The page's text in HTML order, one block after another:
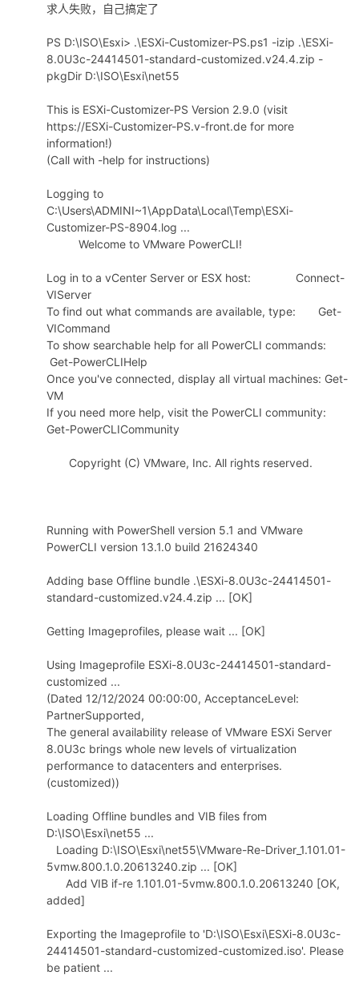
求人失败，自己搞定了
PS D:\ISO\Esxi> .\ESXi-Customizer-PS.ps1 -izip .\ESXi-
8.0U3c-24414501-standard-customized.v24.4.zip -
pkgDir D:\ISO\Esxi\net55
This is ESXi-Customizer-PS Version 2.9.0 (visit
https://ESXi-Customizer-PS.v-front.de for more
information!)
(Call with -help for instructions)
Logging to
C:\Users\ADMINI~1\AppData\Local\Temp\ESXi-
Customizer-PS-8904.log ...
Welcome to VMware PowerCLI!
Log in to a vCenter Server or ESX host: Connect-
VIServer
To find out what commands are available, type: Get-
VICommand
To show searchable help for all PowerCLI commands:
Get-PowerCLIHelp
Once you've connected, display all virtual machines: Get-
VM
If you need more help, visit the PowerCLI community:
Get-PowerCLICommunity
Copyright (C) VMware, Inc. All rights reserved.
Running with PowerShell version 5.1 and VMware
PowerCLI version 13.1.0 build 21624340
Adding base Offline bundle .\ESXi-8.0U3c-24414501-
standard-customized.v24.4.zip ... [OK]
Getting Imageprofiles, please wait ... [OK]
Using Imageprofile ESXi-8.0U3c-24414501-standard-
customized ...
(Dated 12/12/2024 00:00:00, AcceptanceLevel:
PartnerSupported,
The general availability release of VMware ESXi Server
8.0U3c brings whole new levels of virtualization
performance to datacenters and enterprises.
(customized))
Loading Offline bundles and VIB files from
D:\ISO\Esxi\net55 ...
Loading D:\ISO\Esxi\net55\VMware-Re-Driver_1.101.01-
5vmw.800.1.0.20613240.zip ... [OK]
Add VIB if-re 1.101.01-5vmw.800.1.0.20613240 [OK,
added]
Exporting the Imageprofile to 'D:\ISO\Esxi\ESXi-8.0U3c-
24414501-standard-customized-customized.iso'. Please
be patient ...